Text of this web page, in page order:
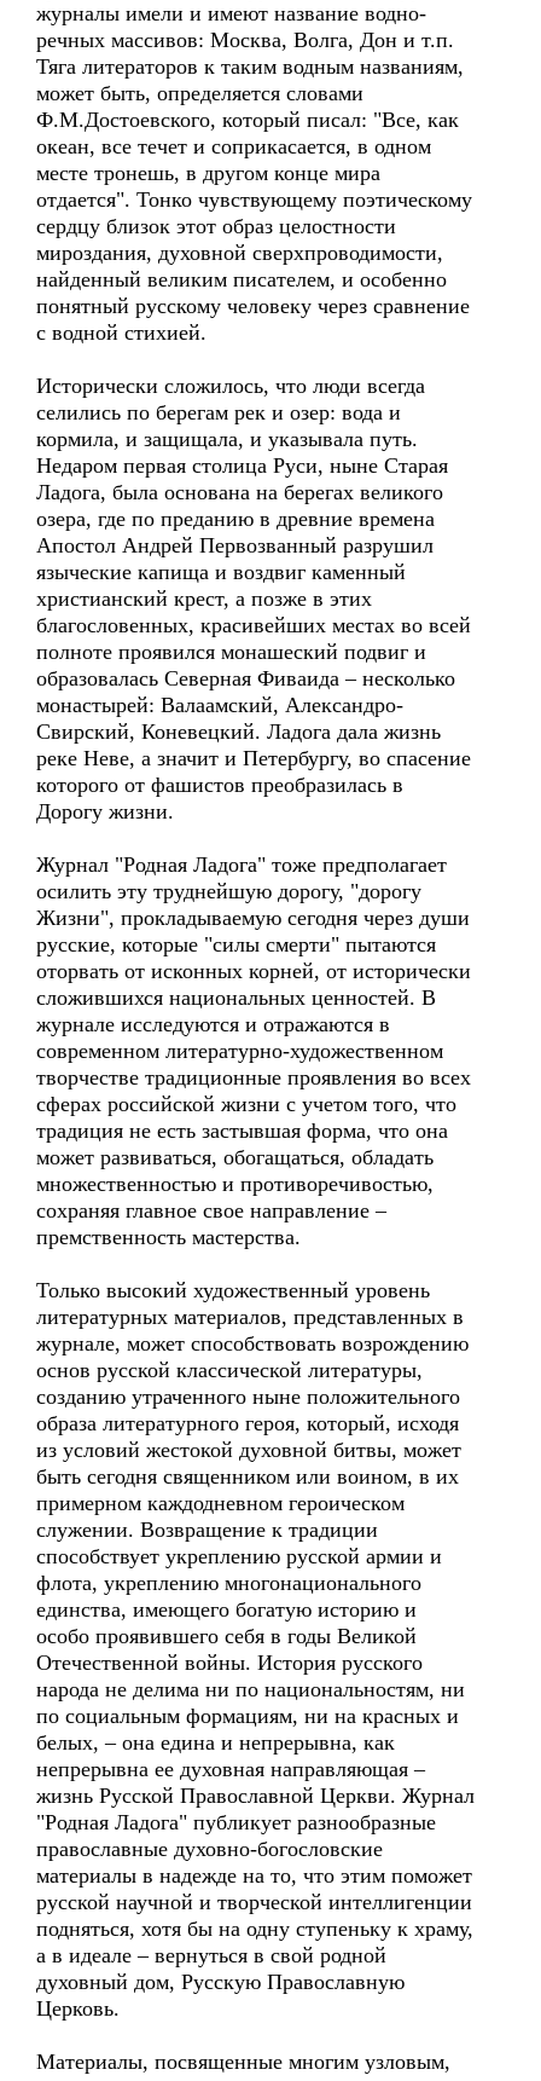
журналы имели и имеют название водно-
речных массивов: Москва, Волга, Дон и т.п.
Тяга литераторов к таким водным названиям,
может быть, определяется словами
Ф.М.Достоевского, который писал: "Все, как
океан, все течет и соприкасается, в одном
месте тронешь, в другом конце мира
отдается". Тонко чувствующему поэтическому
сердцу близок этот образ целостности
мироздания, духовной сверхпроводимости,
найденный великим писателем, и особенно
понятный русскому человеку через сравнение
с водной стихией.
Исторически сложилось, что люди всегда
селились по берегам рек и озер: вода и
кормила, и защищала, и указывала путь.
Недаром первая столица Руси, ныне Старая
Ладога, была основана на берегах великого
озера, где по преданию в древние времена
Апостол Андрей Первозванный разрушил
языческие капища и воздвиг каменный
христианский крест, а позже в этих
благословенных, красивейших местах во всей
полноте проявился монашеский подвиг и
образовалась Северная Фиваида – несколько
монастырей: Валаамский, Александро-
Свирский, Коневецкий. Ладога дала жизнь
реке Неве, а значит и Петербургу, во спасение
которого от фашистов преобразилась в
Дорогу жизни.
Журнал "Родная Ладога" тоже предполагает
осилить эту труднейшую дорогу, "дорогу
Жизни", прокладываемую сегодня через души
русские, которые "силы смерти" пытаются
оторвать от исконных корней, от исторически
сложившихся национальных ценностей. В
журнале исследуются и отражаются в
современном литературно-художественном
творчестве традиционные проявления во всех
сферах российской жизни с учетом того, что
традиция не есть застывшая форма, что она
может развиваться, обогащаться, обладать
множественностью и противоречивостью,
сохраняя главное свое направление –
премственность мастерства.
Только высокий художественный уровень
литературных материалов, представленных в
журнале, может способствовать возрождению
основ русской классической литературы,
созданию утраченного ныне положительного
образа литературного героя, который, исходя
из условий жестокой духовной битвы, может
быть сегодня священником или воином, в их
примерном каждодневном героическом
служении. Возвращение к традиции
способствует укреплению русской армии и
флота, укреплению многонационального
единства, имеющего богатую историю и
особо проявившего себя в годы Великой
Отечественной войны. История русского
народа не делима ни по национальностям, ни
по социальным формациям, ни на красных и
белых, – она едина и непрерывна, как
непрерывна ее духовная направляющая –
жизнь Русской Православной Церкви. Журнал
"Родная Ладога" публикует разнообразные
православные духовно-богословские
материалы в надежде на то, что этим поможет
русской научной и творческой интеллигенции
подняться, хотя бы на одну ступеньку к храму,
а в идеале – вернуться в свой родной
духовный дом, Русскую Православную
Церковь.
Материалы, посвященные многим узловым,